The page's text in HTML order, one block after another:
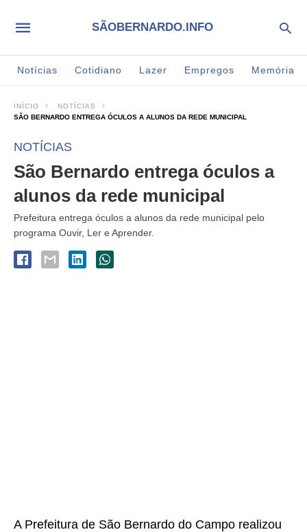
SÃOBERNARDO.INFO
Notícias Cotidiano Lazer Empregos Memória
INÍCIO
NOTÍCIAS
SÃO BERNARDO ENTREGA ÓCULOS A ALUNOS DA REDE MUNICIPAL
NOTÍCIAS
São Bernardo entrega óculos a
alunos da rede municipal
Prefeitura entrega óculos a alunos da rede municipal pelo
programa Ouvir, Ler e Aprender.
A Prefeitura de São Bernardo do Campo realizou